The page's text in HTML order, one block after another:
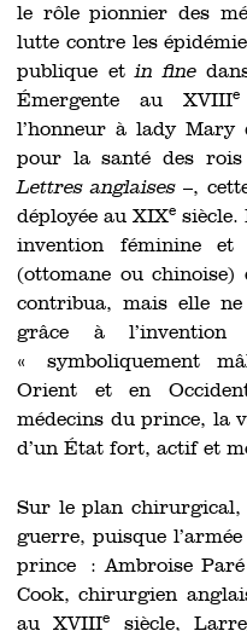
le rôle pionnier des
lutte contre les
publique etin fine
Émergente au XVIIIe
l’honneur à lady Mary
pour la santé des rois
Lettres anglaises–,
déployée au XIXe siècle.
invention féminine
(ottomane ou
contribua, mais elle
grâce à
« symboliquement
Orient et en
médecins du prince, la
d’un État fort, actif et
Sur le plan
guerre, puisque
prince : Ambroise Paré
Cook, chirurgien
au XVIIIe
siècle,